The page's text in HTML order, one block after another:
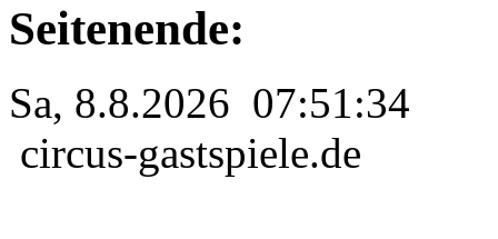
Seitenende:
Sa, 8.8.2026 07:51:34
circus-gastspiele.de